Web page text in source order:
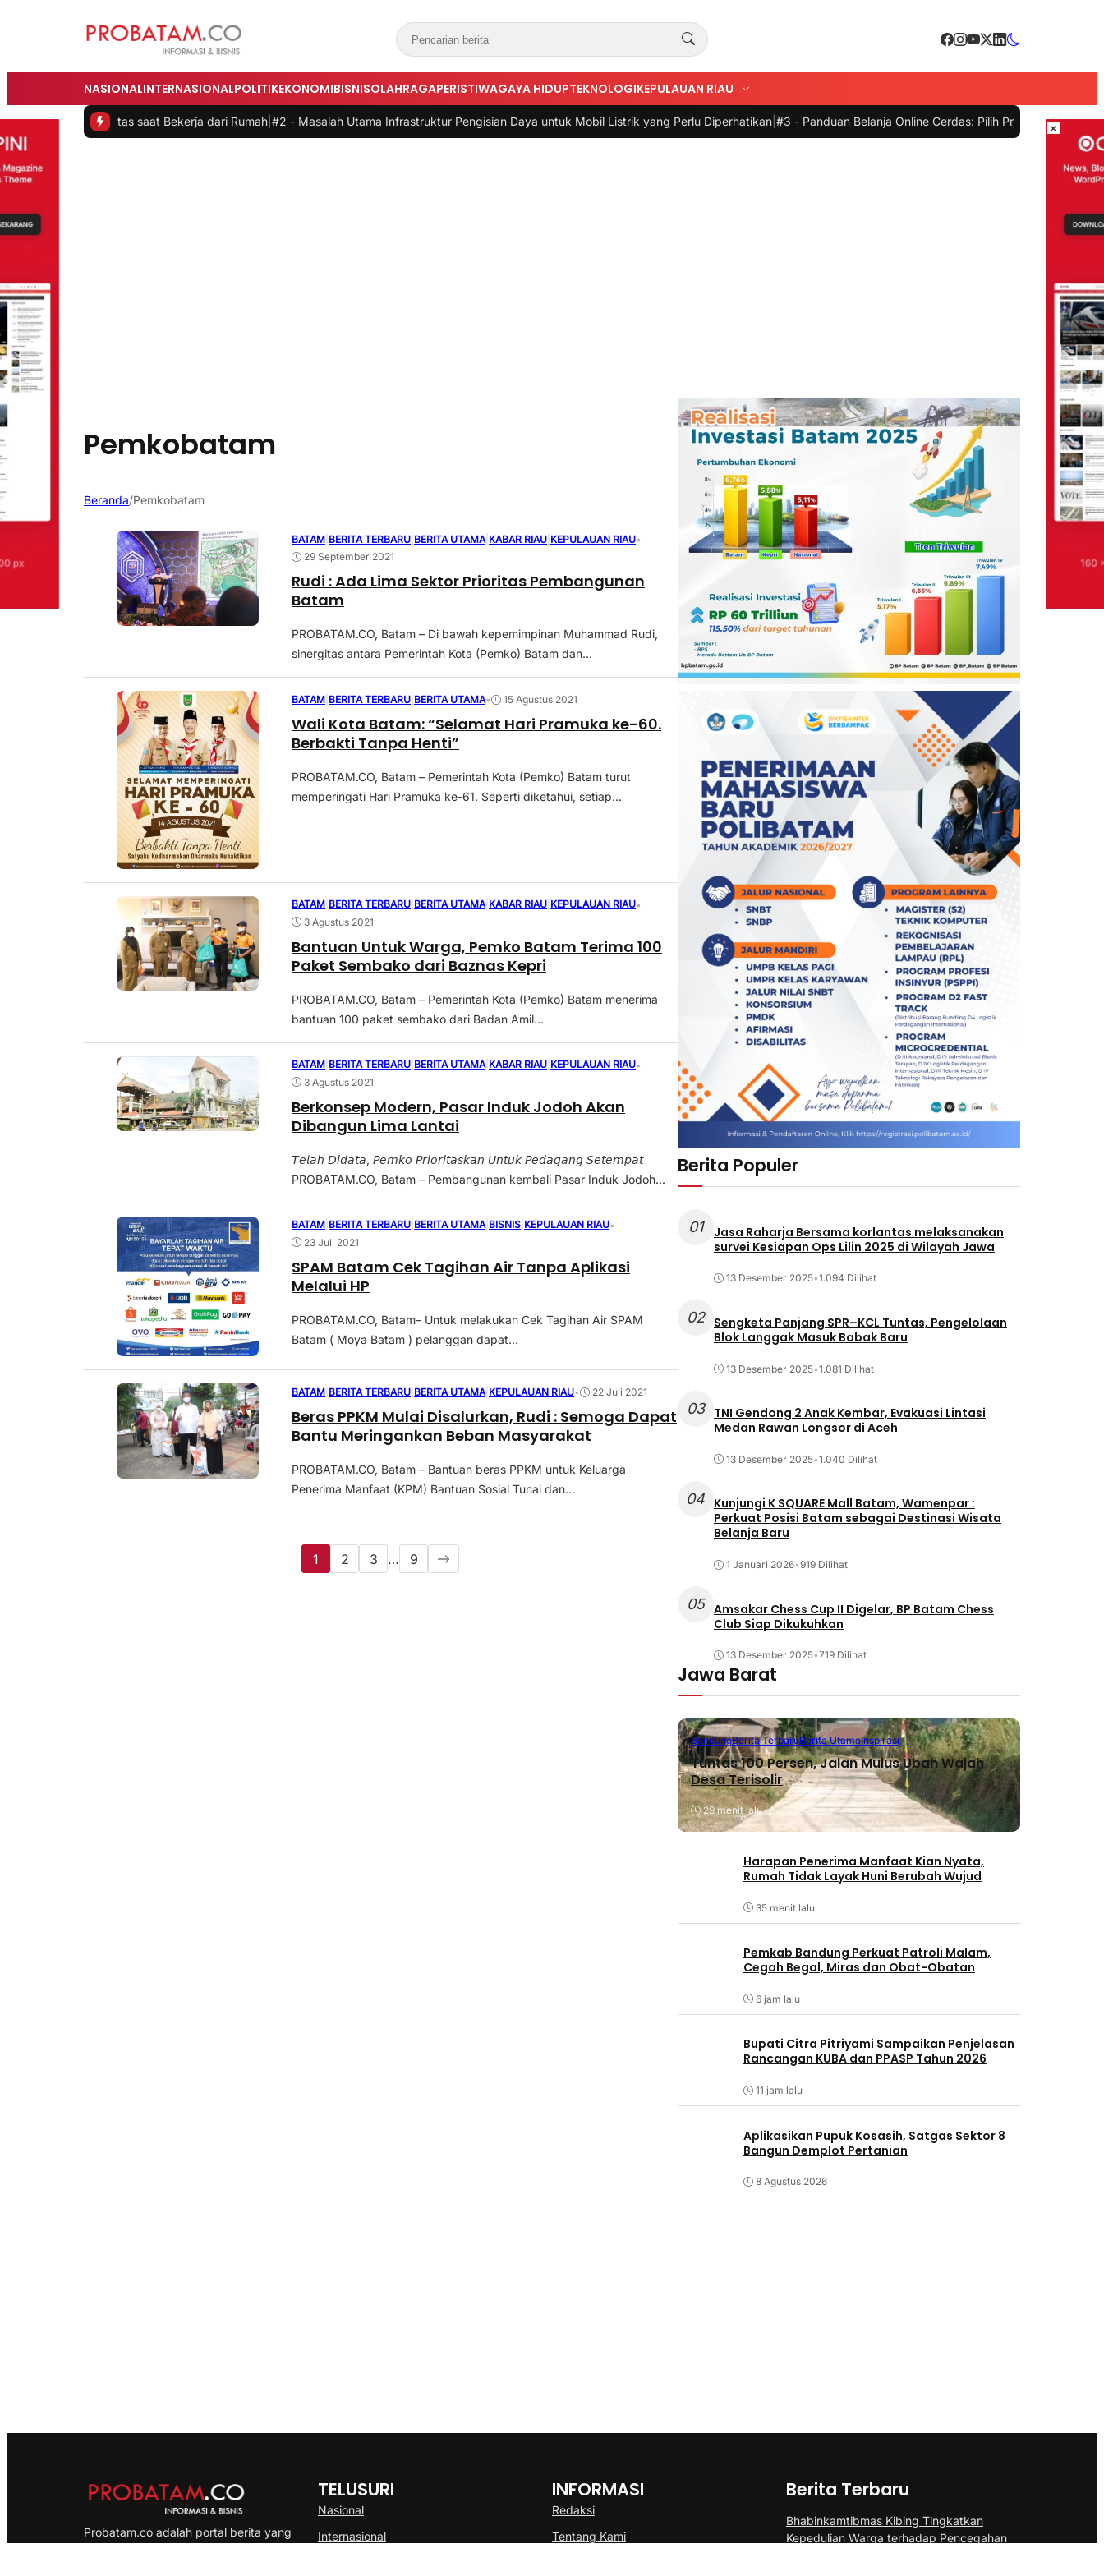
NASIONALINTERNASIONALPOLITIKEKONOMIBISNISOLAHRAGAPERISTIWAGAYA HIDUPTEKNOLOGIKEPULAUAN RIAU
saat Bekerja dari Rumah |#2 -Masalah Utama Infrastruktur Pengisian Daya untuk Mobil Listrik yang Perlu Diperhatikan|#3 -Panduan Belanja Online Cerdas: Pilih Produk dengan Bijak dan
Pemkobatam
Beranda/Pemkobatam
BATAM BERITA TERBARU BERITA UTAMA KABAR RIAU KEPULAUAN RIAU•
29 September 2021
Rudi : Ada Lima Sektor Prioritas Pembangunan
Batam
PROBATAM.CO, Batam – Di bawah kepemimpinan Muhammad Rudi,
sinergitas antara Pemerintah Kota (Pemko) Batam dan...
BATAM BERITA TERBARU BERITA UTAMA• 15 Agustus 2021
Wali Kota Batam: “Selamat Hari Pramuka ke-60.
Berbakti Tanpa Henti”
PROBATAM.CO, Batam – Pemerintah Kota (Pemko) Batam turut
memperingati Hari Pramuka ke-61. Seperti diketahui, setiap...
BATAM BERITA TERBARU BERITA UTAMA| KABAR RIAU KEPULAUAN RIAU•
3 Agustus 2021
Bantuan Untuk Warga, Pemko Batam Terima 100
Paket Sembako dari Baznas Kepri
PROBATAM.CO, Batam – Pemerintah Kota (Pemko) Batam menerima
bantuan 100 paket sembako dari Badan Amil...
BATAM BERITA TERBARU BERITA UTAMA| KABAR RIAU KEPULAUAN RIAU•
3 Agustus 2021
Berkonsep Modern, Pasar Induk Jodoh Akan
Dibangun Lima Lantai
𝘛𝘦𝘭𝘢𝘩 𝘋𝘪𝘥𝘢𝘵𝘢, 𝘗𝘦𝘮𝘬𝘰 𝘗𝘳𝘪𝘰𝘳𝘪𝘵𝘢𝘴𝘬𝘢𝘯 𝘜𝘯𝘵𝘶𝘬 𝘗𝘦𝘥𝘢𝘨𝘢𝘯𝘨 𝘚𝘦𝘵𝘦𝘮𝘱𝘢𝘵
PROBATAM.CO, Batam – Pembangunan kembali Pasar Induk Jodoh...
BATAM BERITA TERBARU BERITA UTAMA| BISNIS KEPULAUAN RIAU•
23 Juli 2021
SPAM Batam Cek Tagihan Air Tanpa Aplikasi
Melalui HP
PROBATAM.CO, Batam– Untuk melakukan Cek Tagihan Air SPAM
Batam ( Moya Batam ) pelanggan dapat...
BATAM BERITA TERBARU BERITA UTAMA KEPULAUAN RIAU• 22 Juli 2021
Beras PPKM Mulai Disalurkan, Rudi : Semoga Dapat
Bantu Meringankan Beban Masyarakat
PROBATAM.CO, Batam – Bantuan beras PPKM untuk Keluarga
Penerima Manfaat (KPM) Bantuan Sosial Tunai dan...
1 2 3 … 9
Berita Populer
01
Jasa Raharja Bersama korlantas melaksanakan
survei Kesiapan Ops Lilin 2025 di Wilayah Jawa
13 Desember 2025•1.094 Dilihat
02
Sengketa Panjang SPR–KCL Tuntas, Pengelolaan
Blok Langgak Masuk Babak Baru
13 Desember 2025•1.081 Dilihat
03
TNI Gendong 2 Anak Kembar, Evakuasi Lintasi
Medan Rawan Longsor di Aceh
13 Desember 2025•1.040 Dilihat
04 Kunjungi K SQUARE Mall Batam, Wamenpar :
Perkuat Posisi Batam sebagai Destinasi Wisata
Belanja Baru
1 Januari 2026•919 Dilihat
05 Amsakar Chess Cup II Digelar, BP Batam Chess
Club Siap Dikukuhkan
13 Desember 2025•719 Dilihat
Jawa Barat
BandungBerita TerbaruBerita UtamaInspirasi
Tuntas 100 Persen, Jalan Mulus Ubah Wajah
Desa Terisolir
29 menit lalu
Harapan Penerima Manfaat Kian Nyata,
Rumah Tidak Layak Huni Berubah Wujud
35 menit lalu
Pemkab Bandung Perkuat Patroli Malam,
Cegah Begal, Miras dan Obat-Obatan
6 jam lalu
Bupati Citra Pitriyami Sampaikan Penjelasan
Rancangan KUBA dan PPASP Tahun 2026
11 jam lalu
Aplikasikan Pupuk Kosasih, Satgas Sektor 8
Bangun Demplot Pertanian
8 Agustus 2026
Probatam.co adalah portal berita yang
TELUSURI
Nasional
Internasional
INFORMASI
Redaksi
Tentang Kami
Berita Terbaru
Bhabinkamtibmas Kibing Tingkatkan
Kepedulian Warga terhadap Pencegahan
×